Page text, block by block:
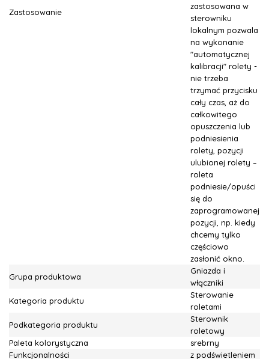
Zastosowanie
zastosowana w
sterowniku
lokalnym pozwala
na wykonanie
"automatycznej
kalibracji" rolety -
nie trzeba
trzymać przycisku
cały czas, aż do
całkowitego
opuszczenia lub
podniesienia
rolety, pozycji
ulubionej rolety –
roleta
podniesie/opuści
się do
zaprogramowanej
pozycji, np. kiedy
chcemy tylko
częściowo
zasłonić okno.
Grupa produktowa
Gniazda i
włączniki
Kategoria produktu
Sterowanie
roletami
Podkategoria produktu
Sterownik
roletowy
Paleta kolorystyczna
srebrny
Funkcjonalności
z podświetleniem